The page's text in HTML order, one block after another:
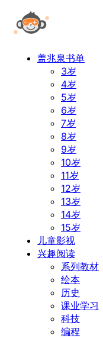
盖兆泉书单
3岁
4岁
5岁
6岁
7岁
8岁
9岁
10岁
11岁
12岁
13岁
14岁
15岁
儿童影视
兴趣阅读
系列教材
绘本
历史
课业学习
科技
编程